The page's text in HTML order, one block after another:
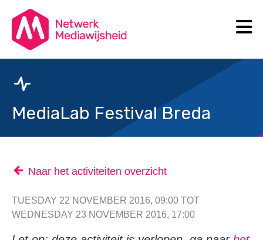
MediaLab Festival Breda
Naar het activiteiten overzicht
TUESDAY 22 NOVEMBER 2016, 09:00 TOT
WEDNESDAY 23 NOVEMBER 2016, 17:00